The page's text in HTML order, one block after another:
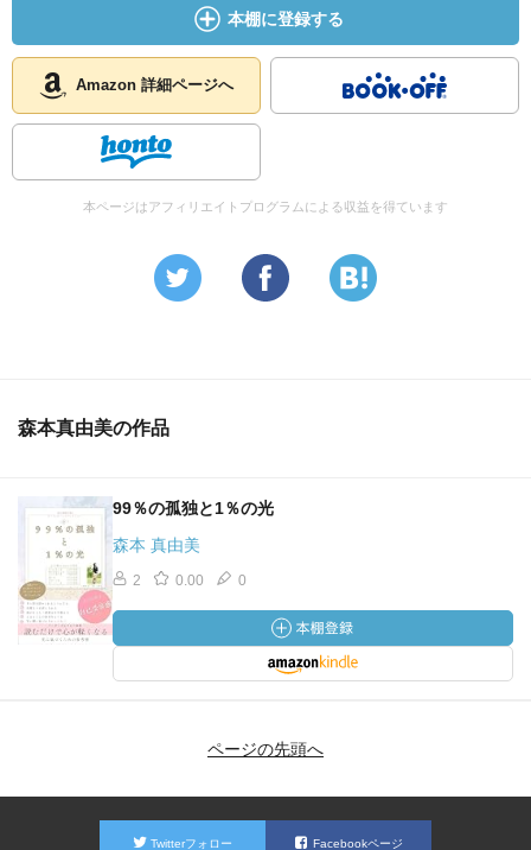
本棚に登録する
Amazon 詳細ページへ
本ページはアフィリエイトプログラムによる収益を得ています
森本真由美の作品
99％の孤独と1％の光
森本 真由美
2 0.00 0
ページの先頭へ
Twitterフォロー Facebookページ